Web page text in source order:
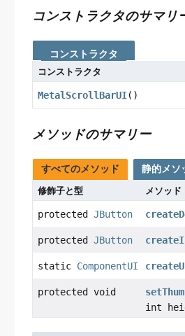
コンストラクタのサマリ
コンストラクタ
コンストラクタ
MetalScrollBarUI()
メソッドのサマリー
すべてのメソッド 静的メソ
修飾子と型 メソッド
protectedJButton
protectedJButton
static ComponentUI
protected void
int